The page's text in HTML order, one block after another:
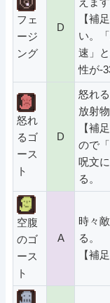
フェ
ージ
ング
D
【補
い。
速」
性が-
怒れ
るゴ
ース
ト
D
怒れ
放射
【補
ので
呪文
る。
空腹
のゴ
ース
ト
A
時々
る。
【補